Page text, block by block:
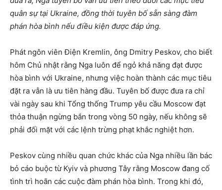
quân sự tại Ukraine, đồng thời tuyên bố sẵn sàng đàm
phán hòa bình nếu điều kiện được đáp ứng.
Phát ngôn viên Điện Kremlin, ông Dmitry Peskov, cho biết
hôm Chủ nhật rằng Nga luôn để ngỏ khả năng đạt được
hòa bình với Ukraine, nhưng việc hoàn thành các mục tiêu
đặt ra vẫn là ưu tiên hàng đầu. Tuyên bố được đưa ra chỉ
vài ngày sau khi Tổng thống Trump yêu cầu Moscow đạt
thỏa thuận ngừng bắn trong vòng 50 ngày, nếu không sẽ
phải đối mặt với các lệnh trừng phạt khắc nghiệt hơn.
Peskov cùng nhiều quan chức khác của Nga nhiều lần bác
bỏ cáo buộc từ Kyiv và phương Tây rằng Moscow đang cố
tình trì hoãn các cuộc đàm phán hòa bình. Trong khi đó,